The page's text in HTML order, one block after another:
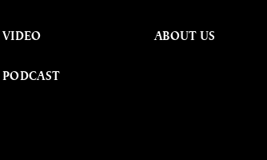
VIDEO
PODCAST
ABOUT US